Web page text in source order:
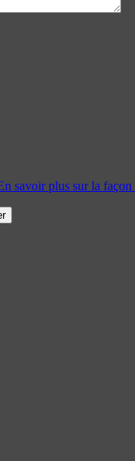
savoir plus sur la façon